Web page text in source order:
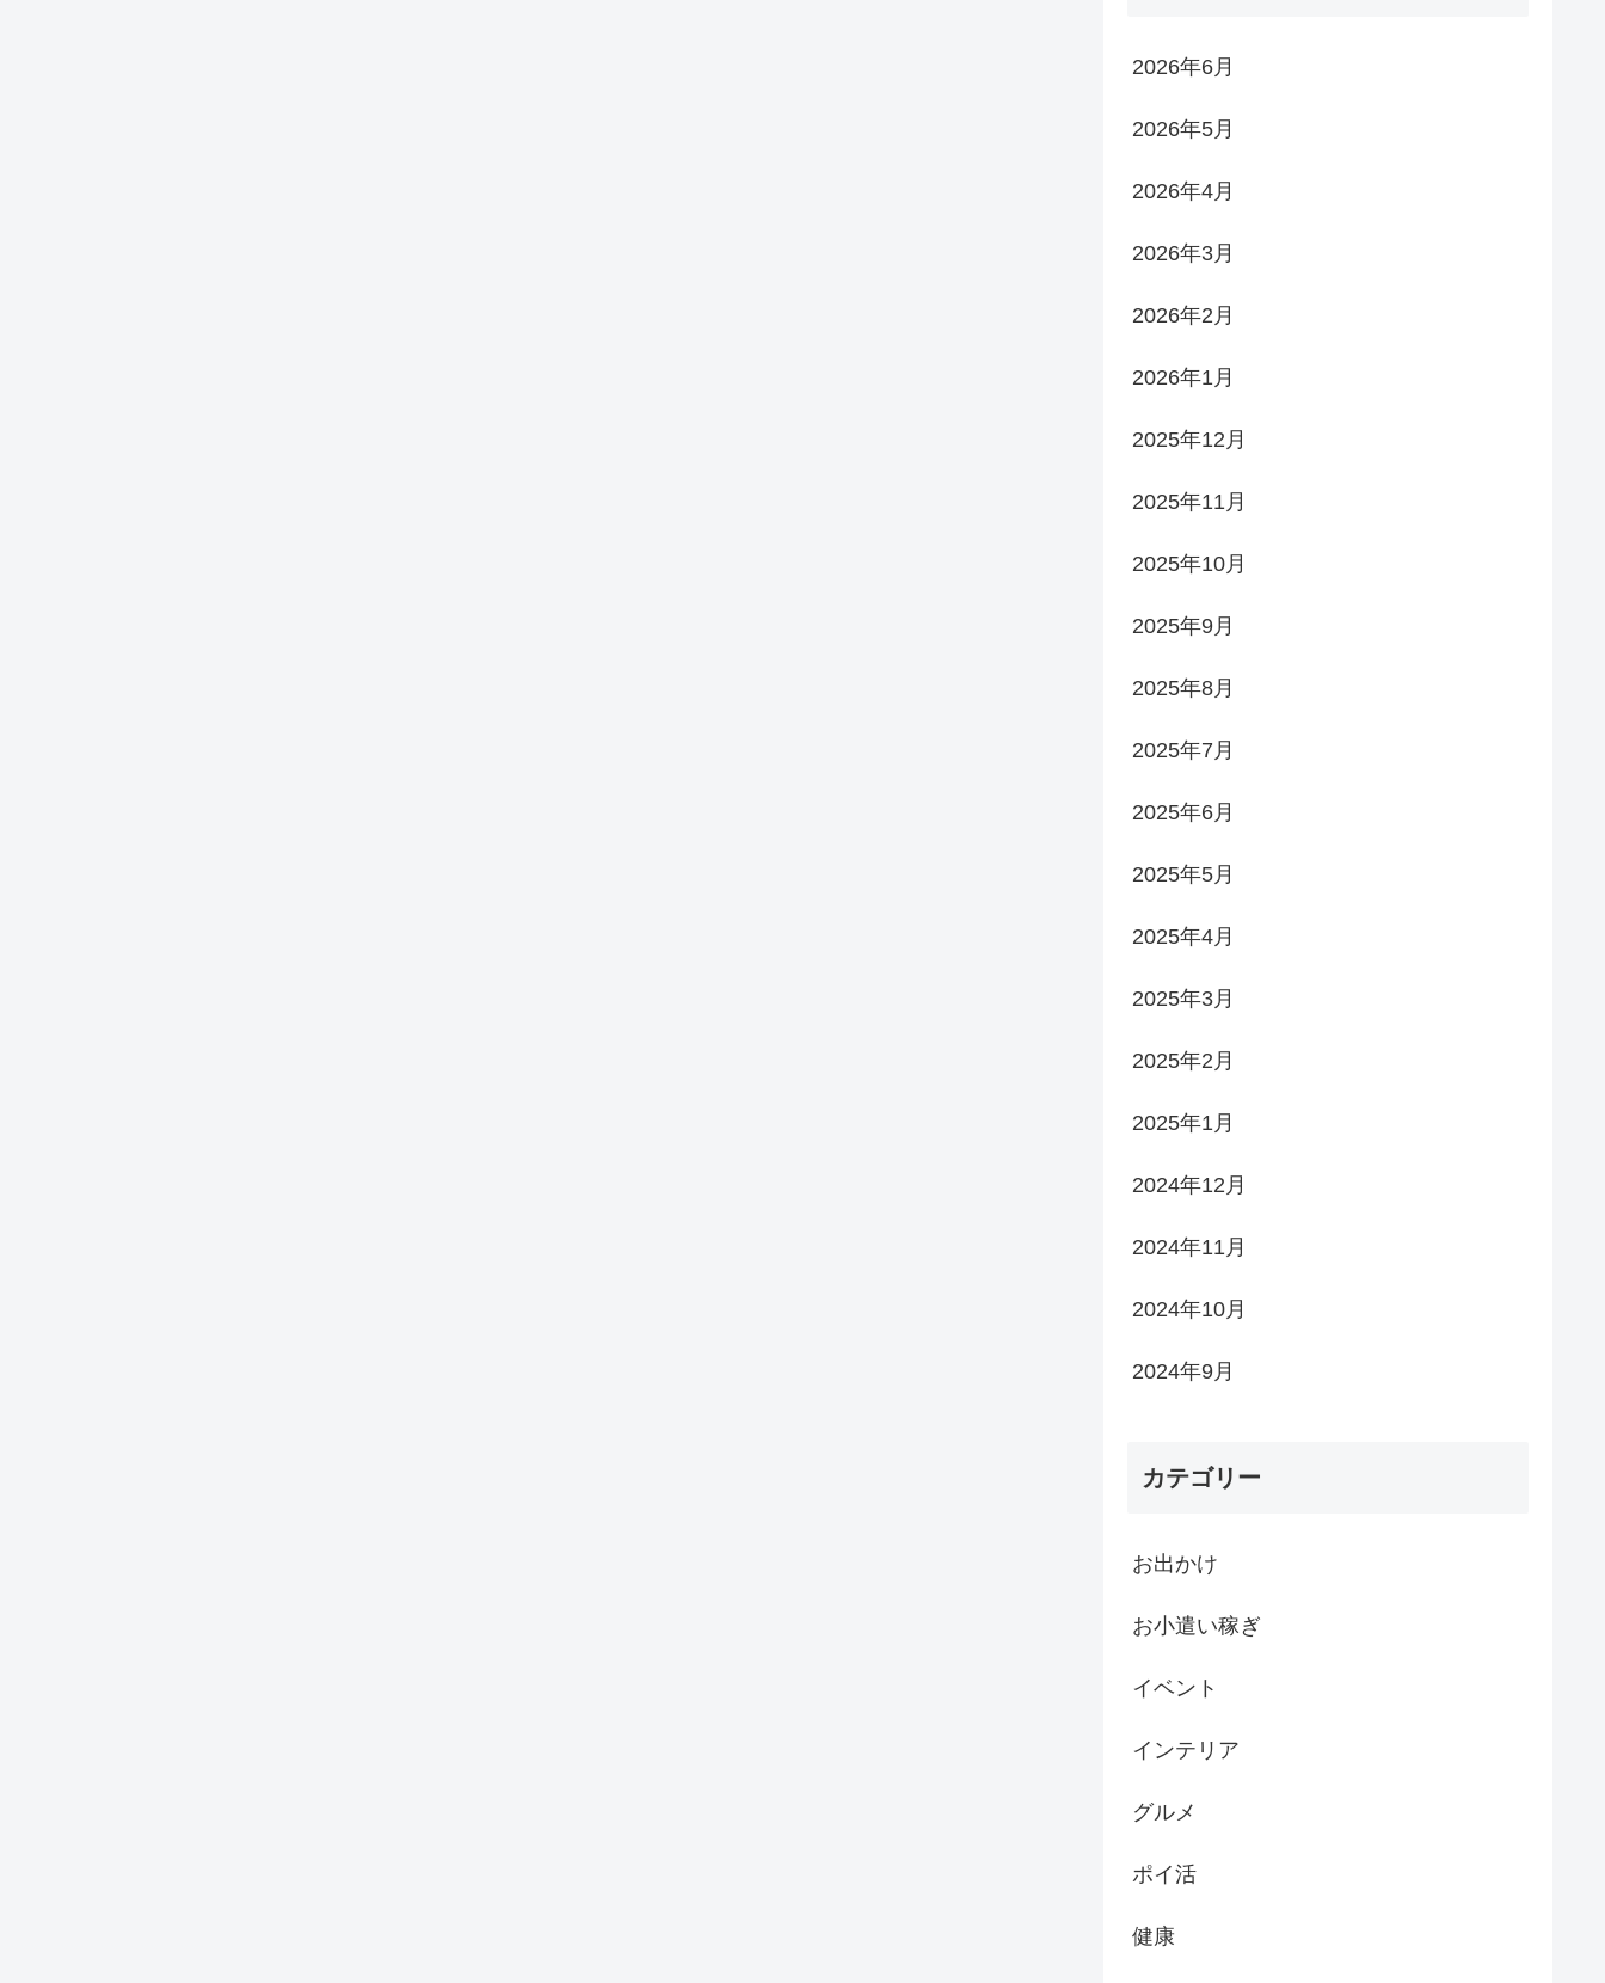
2026年6月
2026年5月
2026年4月
2026年3月
2026年2月
2026年1月
2025年12月
2025年11月
2025年10月
2025年9月
2025年8月
2025年7月
2025年6月
2025年5月
2025年4月
2025年3月
2025年2月
2025年1月
2024年12月
2024年11月
2024年10月
2024年9月
カテゴリー
お出かけ
お小遣い稼ぎ
イベント
インテリア
グルメ
ポイ活
健康